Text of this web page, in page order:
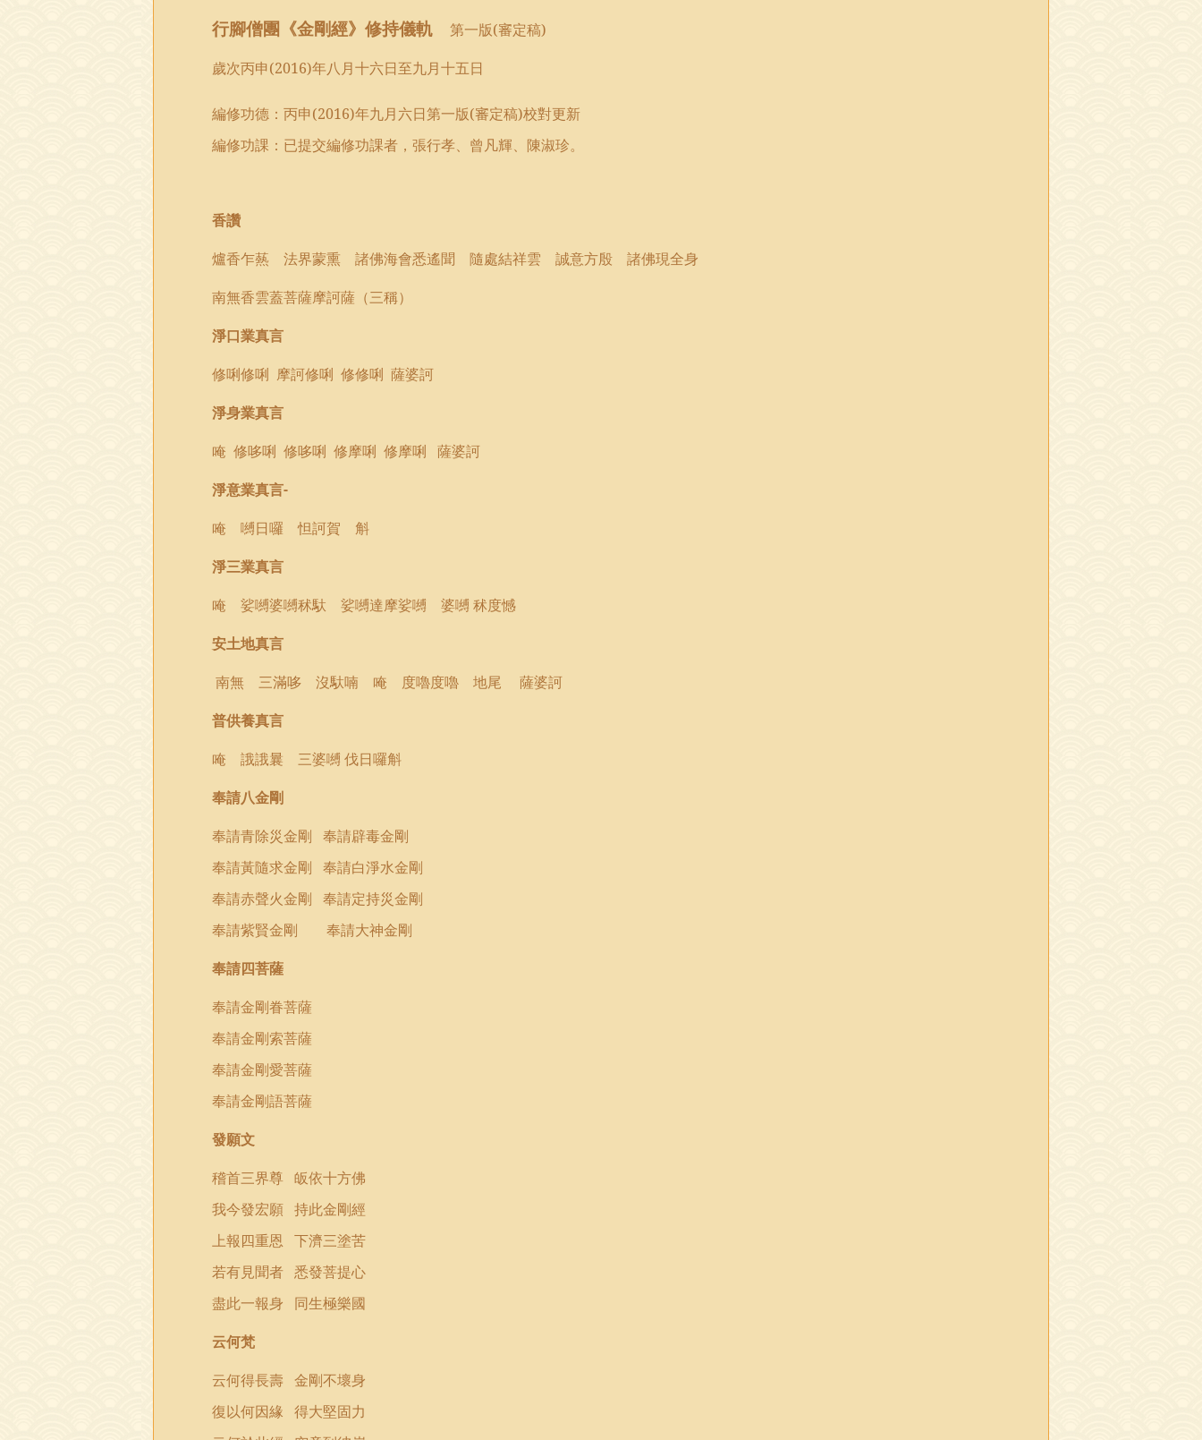
行腳僧團 《金剛經》修持儀軌 第一版(審定稿)
歲次丙申(2016)年八月十六日至九月十五日
編修功德 ： 丙申(2016)年九月六日第一版(審定稿)校對更新
編修功課：已提交編修功課者，張行孝、 曾凡輝、 陳淑珍。
香讚
爐香乍爇 法界蒙熏 諸佛海會悉遙聞 隨處結祥雲 誠意方殷 諸佛現全身
南無香雲蓋菩薩摩訶薩（三稱）
淨口業真言
修唎修唎 摩訶修唎 修修唎 薩婆訶
淨身業真言
唵 修哆唎 修哆唎 修摩唎 修摩唎 薩婆訶
淨意業真言-
唵 嚩日囉 怛訶賀 斛
淨三業真言
唵 娑嚩婆嚩秫馱 娑嚩達摩娑嚩 婆嚩 秫度憾
安土地真言
南無 三滿哆 沒馱喃 唵 度嚕度嚕 地尾
薩婆訶
普供養真言
唵
誐誐曩 三婆嚩 伐日囉斛
奉請八金剛
奉請青除災金剛 奉請辟毒金剛
奉請黃隨求金剛 奉請白淨水金剛
奉請赤聲火金剛 奉請定持災金剛
奉請紫賢金剛 奉請大神金剛
奉請四菩薩
奉請金剛眷菩薩
奉請金剛索菩薩
奉請金剛愛菩薩
奉請金剛語菩薩
發願文
稽首三界尊 皈依十方佛
我今發宏願 持此金剛經
上報四重恩 下濟三塗苦
若有見聞者 悉發菩提心
盡此一報身
同生極樂國
云何梵
云何得長壽 金剛不壞身
復以何因緣 得大堅固力